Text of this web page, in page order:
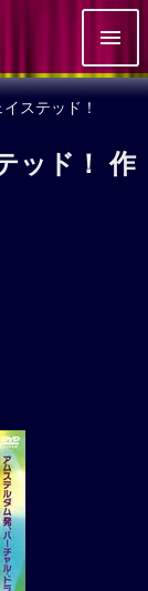
ステッド！
ッド！ 作